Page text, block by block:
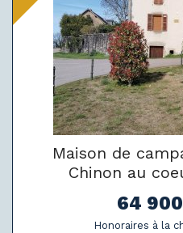
Maison de
Chinon au
64
Honoraires à la